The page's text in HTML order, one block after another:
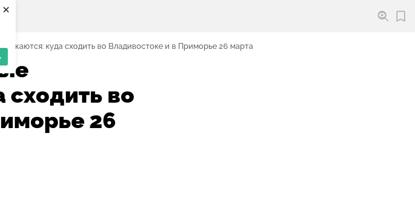
×
куда сходить во Владивостоке и в Приморье 26 марта
во
26